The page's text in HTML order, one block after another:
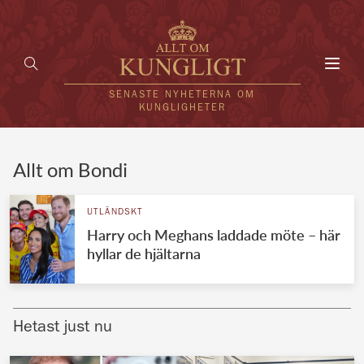
SENASTE NYHETERNA OM
KUNGLIGHETER
UTLÄNDSKT
VÄRLDENS KUNGAHUS
Brittiska kungahuset
Allt om Bondi
UTLÄNDSKT
Harry och Meghans laddade möte – här
hyllar de hjältarna
Hetast just nu